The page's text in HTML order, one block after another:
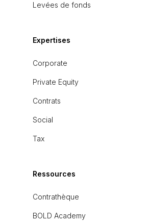
Levées de fonds
Expertises
Corporate
Private Equity
Contrats
Social
Tax
Ressources
Contrathèque
BOLD Academy